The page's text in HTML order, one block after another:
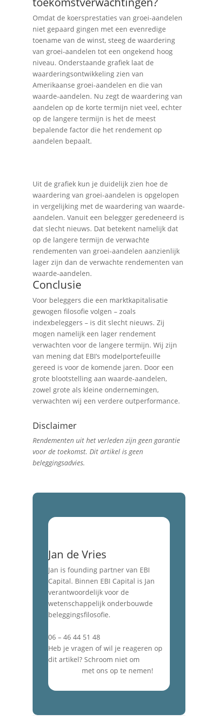
Omdat de koersprestaties van groei-aandelen
niet gepaard gingen met een evenredige
toename van de winst, steeg de waardering
van groei-aandelen tot een ongekend hoog
niveau. Onderstaande grafiek laat de
waarderingsontwikkeling zien van
Amerikaanse groei-aandelen en die van
waarde-aandelen. Nu zegt de waardering van
aandelen op de korte termijn niet veel, echter
op de langere termijn is het de meest
bepalende factor die het rendement op
aandelen bepaalt.
Uit de grafiek kun je duidelijk zien hoe de
waardering van groei-aandelen is opgelopen
in vergelijking met de waardering van waarde-
aandelen. Vanuit een belegger geredeneerd is
dat slecht nieuws. Dat betekent namelijk dat
op de langere termijn de verwachte
rendementen van groei-aandelen aanzienlijk
lager zijn dan de verwachte rendementen van
waarde-aandelen.
Conclusie
Voor beleggers die een marktkapitalisatie
gewogen filosofie volgen – zoals
indexbeleggers – is dit slecht nieuws. Zij
mogen namelijk een lager rendement
verwachten voor de langere termijn. Wij zijn
van mening dat EBI’s modelportefeuille
gereed is voor de komende jaren. Door een
grote blootstelling aan waarde-aandelen,
zowel grote als kleine ondernemingen,
verwachten wij een verdere outperformance.
Disclaimer
Rendementen uit het verleden zijn geen garantie
voor de toekomst. Dit artikel is geen
beleggingsadvies.
Jan de Vries
Jan is founding partner van EBI
Capital. Binnen EBI Capital is Jan
verantwoordelijk voor de
wetenschappelijk onderbouwde
beleggingsfilosofie.
06 – 46 44 51 48
Heb je vragen of wil je reageren op
dit artikel? Schroom niet om
met ons op te nemen!